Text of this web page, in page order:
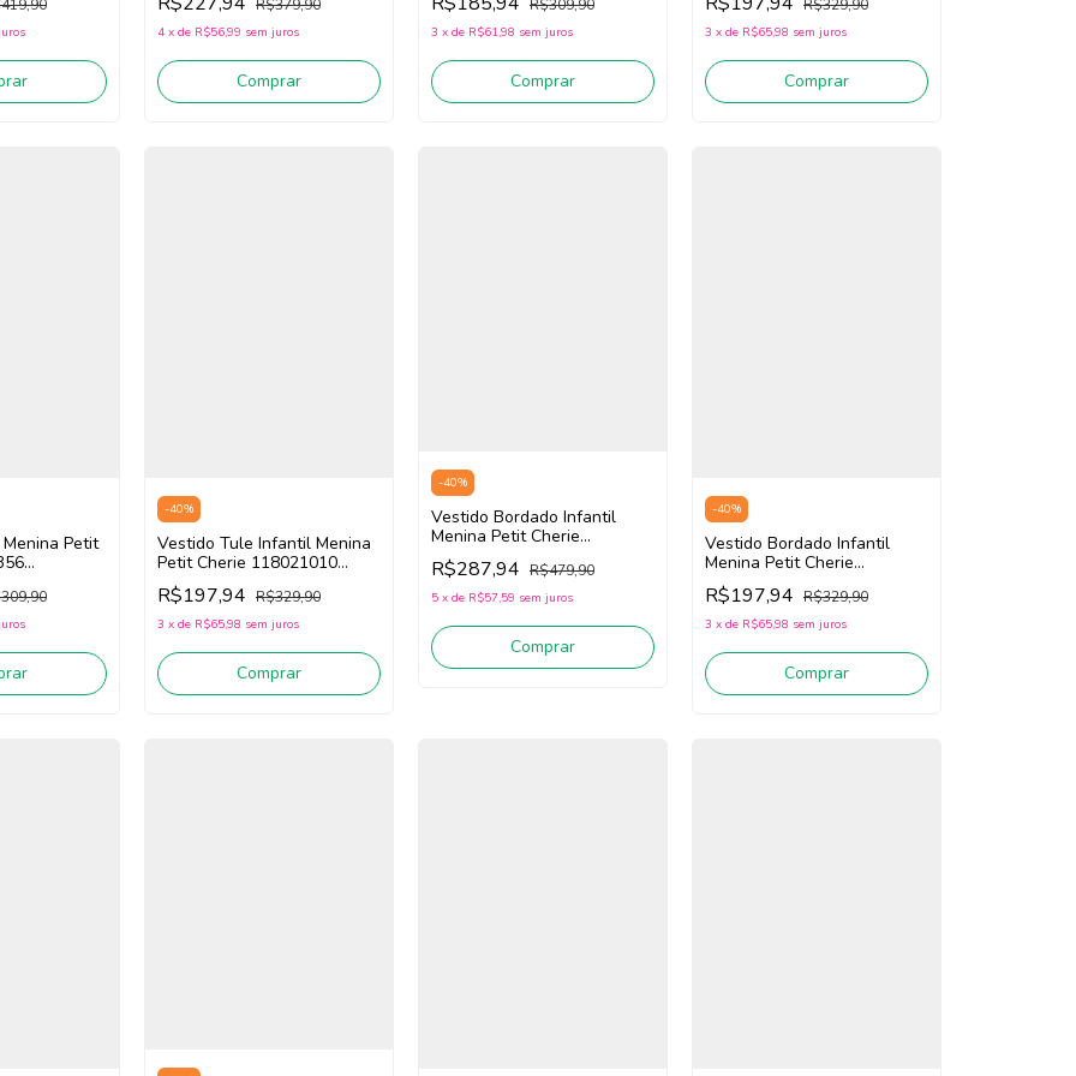
R$379,90
4 x de R$56,99 sem juros
Comprar
R$309,90
3 x de R$61,98 sem juros
Comprar
R$329,90
3 x de R$65,98 sem juros
Comprar
Petit
-40%
Vestido Tule Infantil Menina
Petit Cherie 118021010
(Branco/Laranja)
R$197,94 R$329,90
3 x de R$65,98 sem juros
Comprar
-40%
Vestido Bordado Infantil
Menina Petit Cherie
113123324 (Pink)
R$287,94 R$479,90
5 x de R$57,59 sem juros
Comprar
-40%
Vestido Bordado Infantil
Menina Petit Cherie
113123342 (Laranja)
R$197,94 R$329,90
3 x de R$65,98 sem juros
Comprar